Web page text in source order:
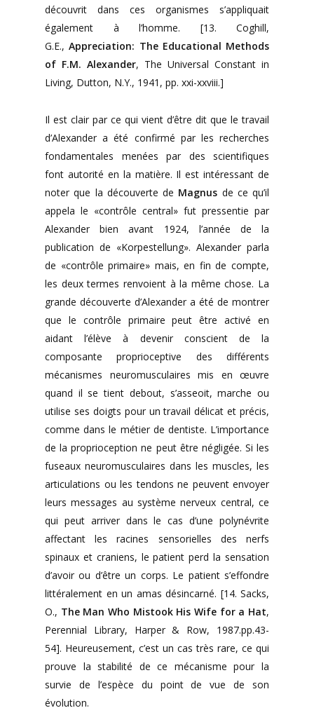
découvrit dans ces organismes s’appliquait
également à l’homme. [13. Coghill,
G.E.,Appreciation: The Educational Methods
of F.M. Alexander, The Universal Constant in
Living, Dutton, N.Y., 1941, pp. xxi-xxviii.]
Il est clair par ce qui vient d’être dit que le travail
d’Alexander a été confirmé par les recherches
fondamentales menées par des scientifiques
font autorité en la matière. Il est intéressant de
noter que la découverte de Magnus de ce qu’il
appela le «contrôle central» fut pressentie par
Alexander bien avant 1924, l’année de la
publication de «Korpestellung». Alexander parla
de «contrôle primaire» mais, en fin de compte,
les deux termes renvoient à la même chose. La
grande découverte d’Alexander a été de montrer
que le contrôle primaire peut être activé en
aidant l’élève à devenir conscient de la
composante proprioceptive des différents
mécanismes neuromusculaires mis en œuvre
quand il se tient debout, s’asseoit, marche ou
utilise ses doigts pour un travail délicat et précis,
comme dans le métier de dentiste. L’importance
de la proprioception ne peut être négligée. Si les
fuseaux neuromusculaires dans les muscles, les
articulations ou les tendons ne peuvent envoyer
leurs messages au système nerveux central, ce
qui peut arriver dans le cas d’une polynévrite
affectant les racines sensorielles des nerfs
spinaux et craniens, le patient perd la sensation
d’avoir ou d’être un corps. Le patient s’effondre
littéralement en un amas désincarné. [14. Sacks,
O., The Man Who Mistook His Wife for a Hat,
Perennial Library, Harper & Row, 1987.pp.43-
54]. Heureusement, c’est un cas très rare, ce qui
prouve la stabilité de ce mécanisme pour la
survie de l’espèce du point de vue de son
évolution.